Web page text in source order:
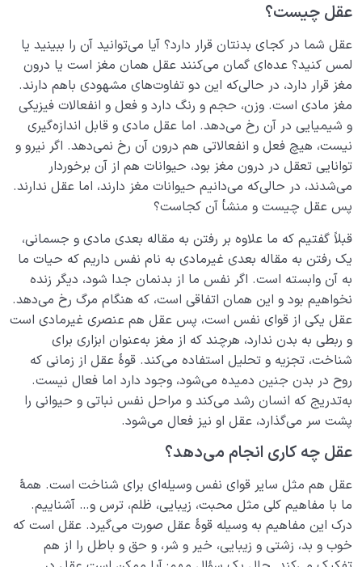
مفهوم کمال گرایی یا کمال طلبی چیست؟ آیا آن را درست
فهمیده ایم؟
دین چیست؟ آیا دین مجموعه ای از احکام است؟ مخاطب
دین کیست؟
قوای ادراکی انسان چیستند و چه می کنند؟ ׀ حس، خیال،
وهم، عقل و قلب
کارکردها و آسیب های بخش حسی چگونه نقش حس در
زندگی را بیان می کنند؟
قوۀ تخیل چیست و چه نقشی در زندگی انسان دارد
وهم چیست، چه ارتباطی با توهم دارد و چه نقشی در زندگی
ما ایفا می کند؟
تعریف قوه عقل و بررسی تفاوت های میان انسان عاقل و
انسان باهوش
نفس یا روح چیست؟ آیا روح همان فعل و انفعالات درون
مغز است؟
فوق عقل چیست ؟ بخش انسانی وجود ما چه نام دارد و
نظام محبتی انسان 0/20
هدف خلقت و جایگاه انسان 0/7
نقش الگو در حیات انسان 0/18
عقل چیست؟
عقل شما در کجای بدنتان قرار دارد؟ آیا می‌توانید آن را ببینید یا
لمس کنید؟ عده‌ای گمان می‌کنند عقل همان مغز است یا درون
مغز قرار دارد، در حالی‌که این دو تفاوت‌های مشهودی باهم دارند.
مغز مادی است. وزن، حجم و رنگ دارد و فعل و انفعالات فیزیکی
و شیمیایی در آن رخ می‌دهد. اما عقل مادی و قابل اندازه‌گیری
نیست، هیچ فعل و انفعالاتی هم درون آن رخ نمی‌دهد. اگر نیرو و
توانایی تعقل در درون مغز بود، حیوانات هم از آن برخوردار
می‌شدند، در حالی‌که می‌دانیم حیوانات مغز دارند، اما عقل ندارند.
پس عقل چیست و منشأ آن کجاست؟
قبلاً گفتیم که ما علاوه بر رفتن به مقاله بعدی مادی و جسمانی،
یک رفتن به مقاله بعدی غیرمادی به نام نفس داریم که حیات ما
به آن وابسته است. اگر نفس ما از بدنمان جدا شود، دیگر زنده
نخواهیم بود و این همان اتفاقی است، که هنگام مرگ رخ می‌دهد.
عقل یکی از قوای نفس است، پس عقل هم عنصری غیرمادی است
و ربطی به بدن ندارد، هرچند که از مغز به‌عنوان ابزاری برای
شناخت، تجزیه و تحلیل استفاده می‌کند. قوۀ عقل از زمانی که
روح در بدن جنین دمیده می‌شود، وجود دارد اما فعال نیست.
به‌تدریج که انسان رشد می‌کند و مراحل نفس نباتی و حیوانی را
پشت سر می‌گذارد، عقل او نیز فعال می‌شود.
عقل چه کاری انجام می‌دهد؟
عقل هم مثل سایر قوای نفس وسیله‌ای برای شناخت است. همۀ
ما با مفاهیم کلی مثل محبت، زیبایی، ظلم، ترس و… آشناییم.
درک این مفاهیم به وسیله قوۀ عقل صورت می‌گیرد. عقل است که
خوب و بد، زشتی و زیبایی، خیر و شر، و حق و باطل را از هم